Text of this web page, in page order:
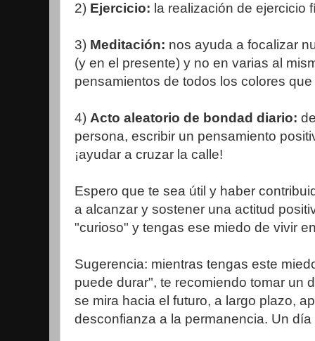
2) Ejercicio: la realización de ejercicio
3) Meditación: nos ayuda a focalizar
(y en el presente) y no en varias al
pensamientos de todos los colores
4) Acto aleatorio de bondad diario:
persona, escribir un pensamiento
¡ayudar a cruzar la calle!
Espero que te sea útil y haber
a alcanzar y sostener una actitud
"curioso" y tengas ese miedo de vivir
Sugerencia: mientras tengas este
puede durar", te recomiendo tomar un
se mira hacia el futuro, a largo plazo,
desconfianza a la permanencia. Un día